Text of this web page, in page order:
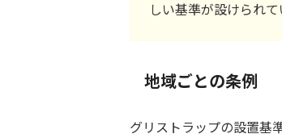
しい基準が設けられ
地域ごとの条例
グリストラップの設置基